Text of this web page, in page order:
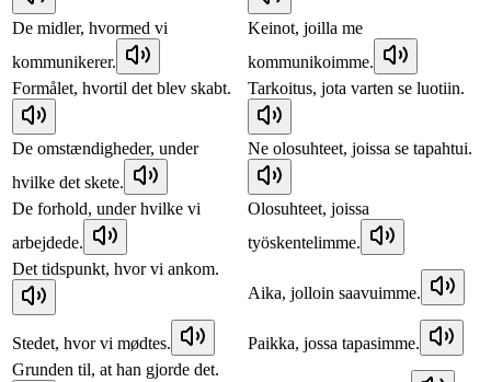
De midler, hvormed vi
kommunikerer.
Keinot, joilla me
kommunikoimme.
Formålet, hvortil det blev skabt.
Tarkoitus, jota varten se luotiin.
De omstændigheder, under
hvilke det skete.
Ne olosuhteet, joissa se tapahtui.
De forhold, under hvilke vi
arbejdede.
Olosuhteet, joissa
työskentelimme.
Det tidspunkt, hvor vi ankom.
Aika, jolloin saavuimme.
Stedet, hvor vi mødtes.
Paikka, jossa tapasimme.
Grunden til, at han gjorde det.